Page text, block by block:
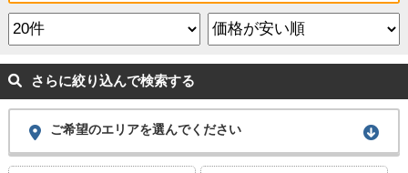
さらに絞り込んで検索する
ご希望のエリアを選んでください